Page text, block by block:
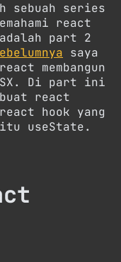
sebuah series
react
part 2
saya
membangun
Di part ini
react
hook yang
useState.